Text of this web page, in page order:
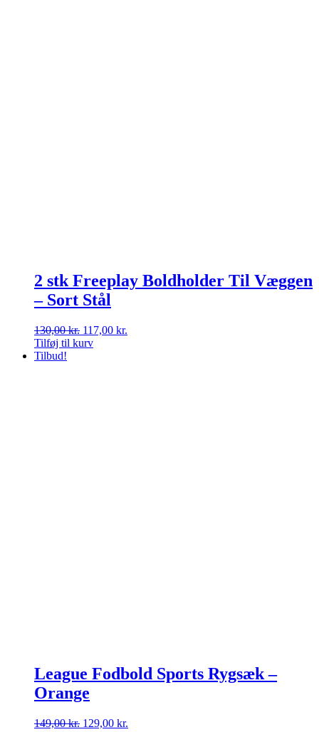
2 stk Freeplay Boldholder Til Væggen
– Sort Stål
130,00kr. Den
oprindelige
117,00 kr.
Tilføj til kurv
Tilbud!
League Fodbold Sports Rygsæk –
Orange
149,00kr. Den
129,00 kr.